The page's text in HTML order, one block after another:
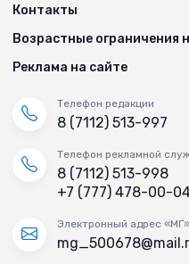
Контакты
Возрастные ограничения
Реклама на сайте
Телефон редакции
8 (7112) 513-997
Телефон рекламной
8 (7112) 513-998
+7 (777) 478-00-
Электронный адрес «МГ»